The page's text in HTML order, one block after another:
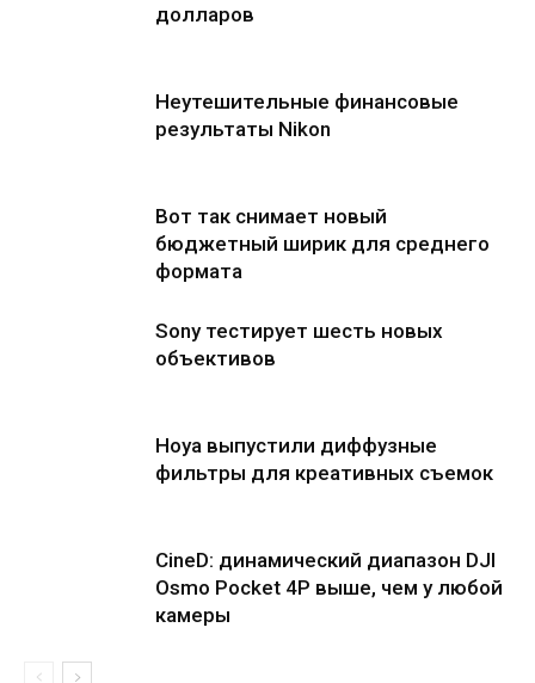
долларов
Неутешительные финансовые
результаты Nikon
Вот так снимает новый
бюджетный ширик для среднего
формата
Sony тестирует шесть новых
объективов
Hoya выпустили диффузные
фильтры для креативных съемок
CineD: динамический диапазон DJI
Osmo Pocket 4P выше, чем у любой
камеры